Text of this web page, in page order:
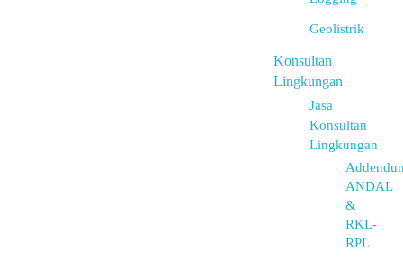
Geolistrik
Konsultan
Lingkungan
Jasa
Konsultan
Lingkungan
ANDAL
&
RKL-
RPL